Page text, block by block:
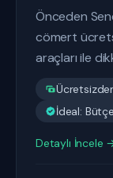
Önceden
cömert
araçları ile
İdeal:
Detaylı İncele